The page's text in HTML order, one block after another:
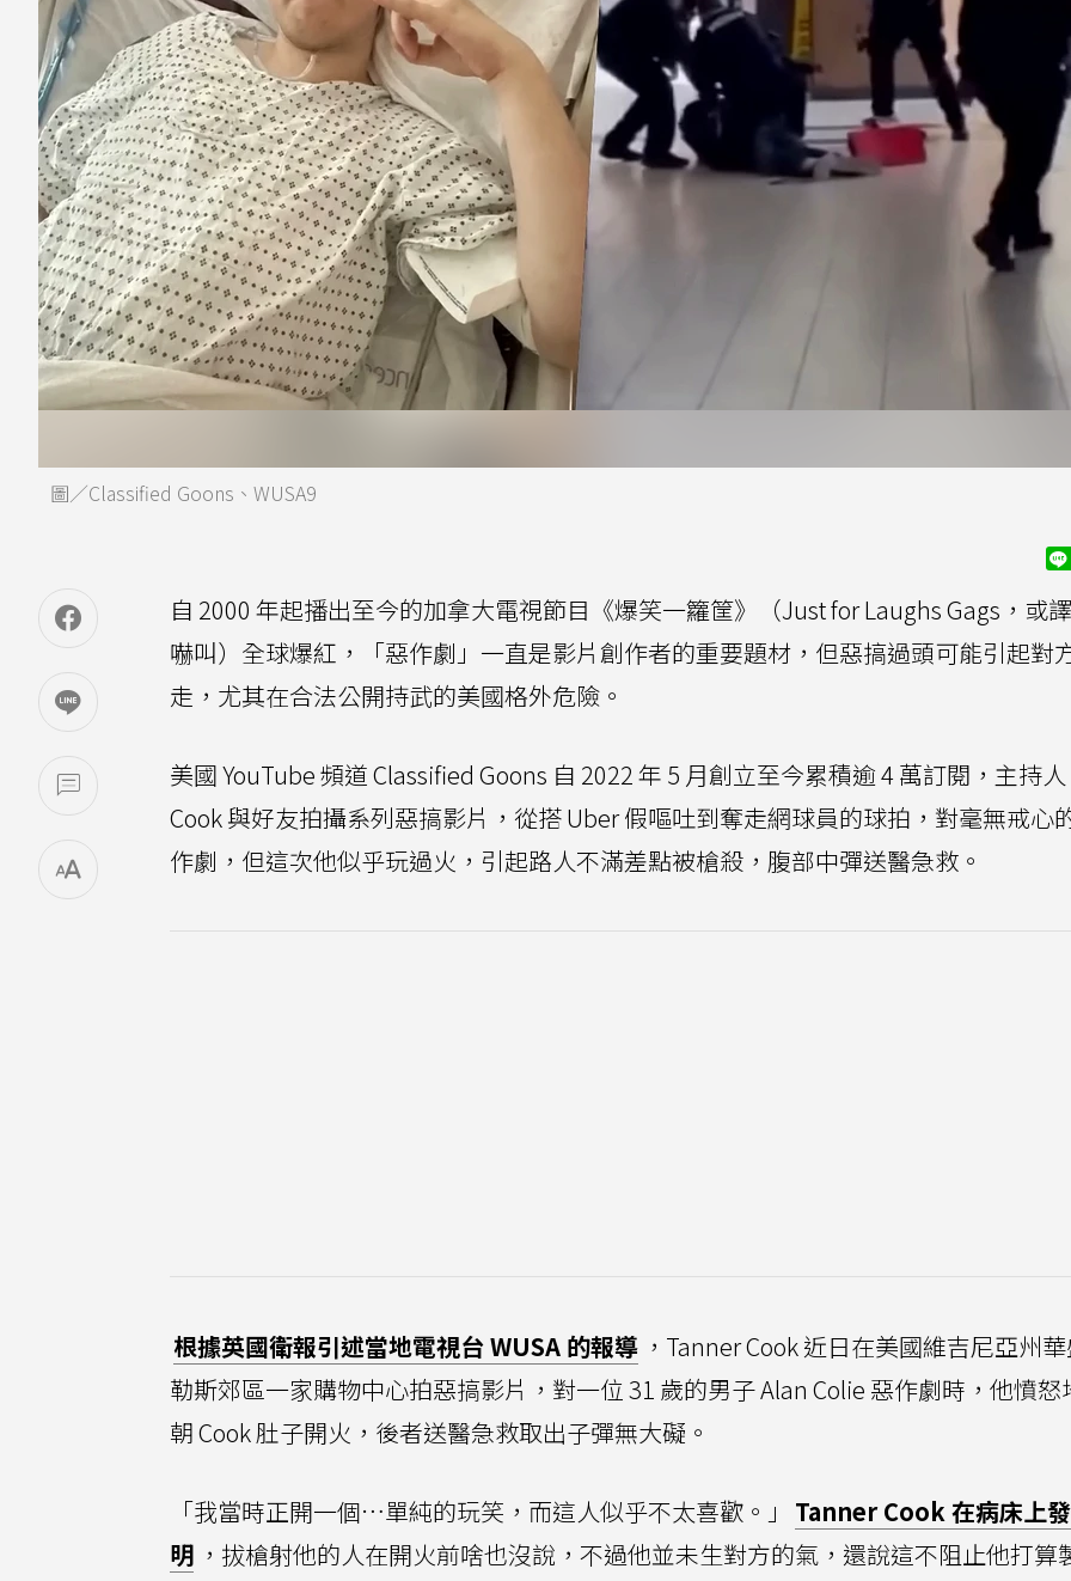
圖／Classified Goons、WUSA9
自 2000 年起播出至今的加拿大電視節目《爆笑一籮筐》（Just for Laughs Gags，或
嚇叫）全球爆紅，「惡作劇」一直是影片創作者的重要題材，但惡搞過頭可能引起對
走，尤其在合法公開持武的美國格外危險。
美國 YouTube 頻道 Classified Goons 自 2022 年 5 月創立至今累積逾 4 萬訂閱，主持
Cook 與好友拍攝系列惡搞影片，從搭 Uber 假嘔吐到奪走網球員的球拍，對毫無戒心
作劇，但這次他似乎玩過火，引起路人不滿差點被槍殺，腹部中彈送醫急救。
根據英國衛報引述當地電視台 WUSA 的報導 ，Tanner Cook 近日在美國維吉尼亞州
勒斯郊區一家購物中心拍惡搞影片，對一位 31 歲的男子 Alan Colie 惡作劇時，他憤怒
朝 Cook 肚子開火，後者送醫急救取出子彈無大礙。
「我當時正開一個…單純的玩笑，而這人似乎不太喜歡。」 Tanner Cook 在病床上
明 ，拔槍射他的人在開火前啥也沒說，不過他並未生對方的氣，還說這不阻止他打算